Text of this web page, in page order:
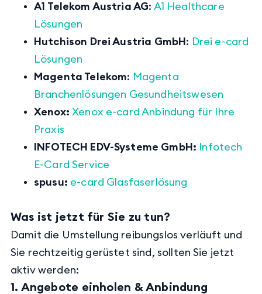
A1 Telekom Austria AG: A1 Healthcare
Lösungen
Hutchison Drei Austria GmbH : Drei e-card
Lösungen
Magenta Telekom: Magenta
Branchenlösungen Gesundheitswesen
Xenox:Xenox e-card Anbindung für Ihre
Praxis
INFOTECH EDV-Systeme GmbH:
Infotech
E-Card Service
spusu: e-card Glasfaserlösung
Was ist jetzt für Sie zu tun?
Damit die Umstellung reibungslos verläuft und
Sie rechtzeitig gerüstet sind, sollten Sie jetzt
aktiv werden:
1. Angebote einholen & Anbindung